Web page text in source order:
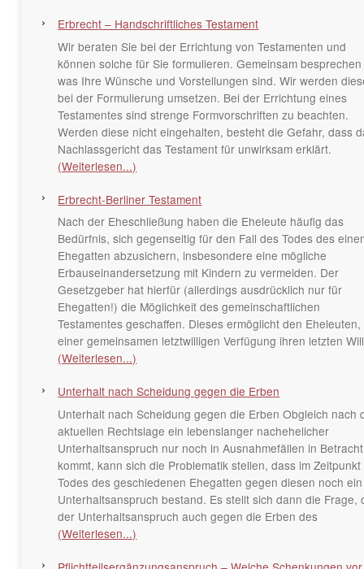
Erbrecht – Handschriftliches Testament
Wir beraten Sie bei der Errichtung von Testamenten und
können solche für Sie formulieren. Gemeinsam
was Ihre Wünsche und Vorstellungen sind. Wir werden
bei der Formulierung umsetzen. Bei der Errichtung eines
Testamentes sind strenge Formvorschriften zu beachten.
Werden diese nicht eingehalten, besteht die Gefahr, dass
Nachlassgericht das Testament für unwirksam erklärt.
(Weiterlesen...)
Erbrecht-Berliner Testament
Nach der Eheschließung haben die Eheleute häufig das
Bedürfnis, sich gegenseitig für den Fall des Todes des
Ehegatten abzusichern, insbesondere eine mögliche
Erbauseinandersetzung mit Kindern zu vermeiden. Der
Gesetzgeber hat hierfür (allerdings ausdrücklich nur für
Ehegatten!) die Möglichkeit des gemeinschaftlichen
Testamentes geschaffen. Dieses ermöglicht den Eheleuten,
einer gemeinsamen letztwilligen Verfügung ihren letzten
(Weiterlesen...)
Unterhalt nach Scheidung gegen die Erben
Unterhalt nach Scheidung gegen die Erben Obgleich nach
aktuellen Rechtslage ein lebenslanger nachehelicher
Unterhaltsanspruch nur noch in Ausnahmefällen in Betracht
kommt, kann sich die Problematik stellen, dass im
Todes des geschiedenen Ehegatten gegen diesen noch ein
Unterhaltsanspruch bestand. Es stellt sich dann die Frage,
der Unterhaltsanspruch auch gegen die Erben des
(Weiterlesen...)